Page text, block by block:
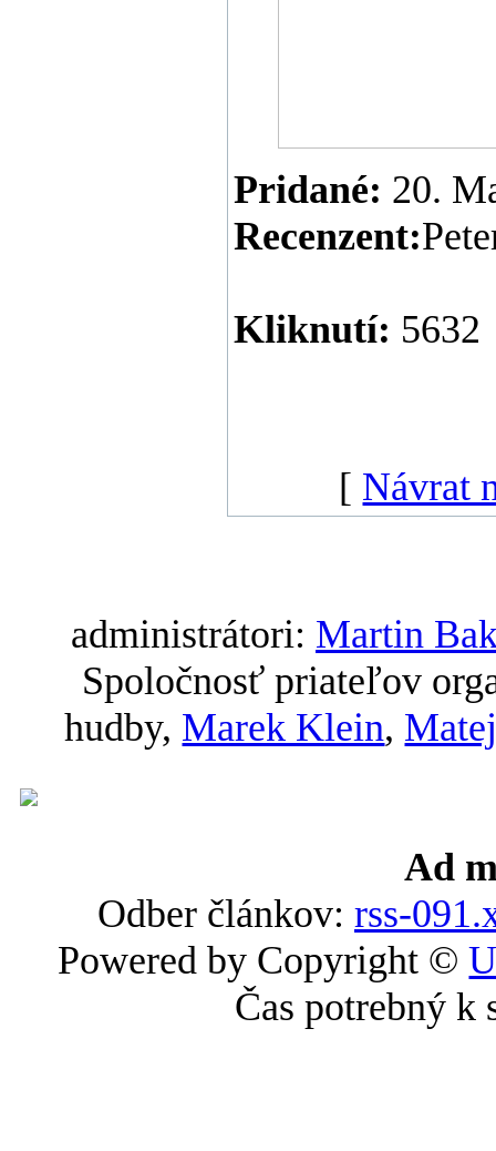
Pridané: 20.
Recenzent:
Kliknutí: 5632
[ Návrat
administrátori: Martin
Spoločnosť priateľov
hudby, Marek Klein,
Ad
Odber článkov: rss-
Powered by Copyright ©
Čas potrebný k